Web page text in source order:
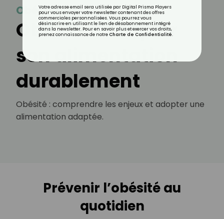
Obésité
Obésité : adapter
son alimentation
durablement
Obésité : comprendre les enjeux et adopter une
alimentation adaptée.
Prévenir l’obésité au
quotidien
Votre adresse email sera utilisée par Digital Prisma Players
pour vous envoyer votre newsletter contenant des offres
commerciales personnalisées. Vous pourrez vous
désinscrire en utilisant le lien de désabonnement intégré
dans la newsletter. Pour en savoir plus et exercer vos droits,
prenez connaissance de notre Charte de Confidentialité.